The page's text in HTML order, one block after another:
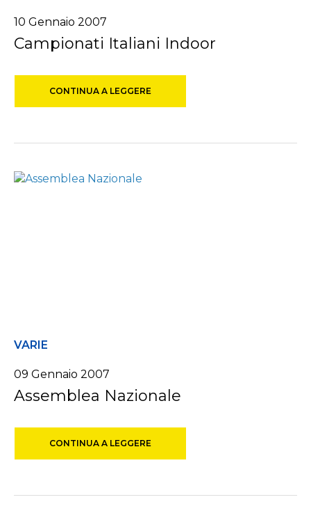
10 Gennaio 2007
Campionati Italiani Indoor
CONTINUA A LEGGERE
VARIE
09 Gennaio 2007
Assemblea Nazionale
CONTINUA A LEGGERE